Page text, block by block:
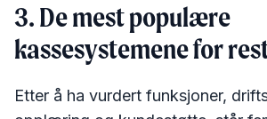
3. De mest populære
kassesystemene for
Etter å ha vurdert funksjoner,